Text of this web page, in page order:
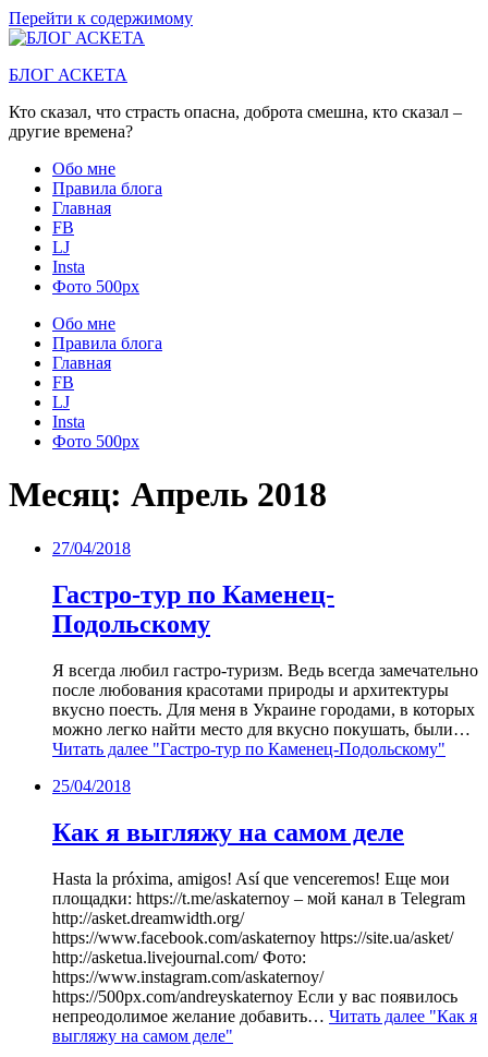
Перейти к содержимому
БЛОГ АСКЕТА
Кто сказал, что страсть опасна, доброта смешна, кто сказал –
другие времена?
Обо мне
Правила блога
Главная
FB
LJ
Insta
Фото 500px
Обо мне
Правила блога
Главная
FB
LJ
Insta
Фото 500px
Месяц: Апрель 2018
27/04/2018
Гастро-тур по Каменец-
Подольскому
Я всегда любил гастро-туризм. Ведь всегда замечательно
после любования красотами природы и архитектуры
вкусно поесть. Для меня в Украине городами, в которых
можно легко найти место для вкусно покушать, были…
Читать далее "Гастро-тур по Каменец-Подольскому"
25/04/2018
Как я выгляжу на самом деле
Hasta la próxima, amigos! Así que venceremos! Еще мои
площадки: https://t.me/askaternoy – мой канал в Telegram
http://asket.dreamwidth.org/
https://www.facebook.com/askaternoy https://site.ua/asket/
http://asketua.livejournal.com/ Фото:
https://www.instagram.com/askaternoy/
https://500px.com/andreyskaternoy Если у вас появилось
непреодолимое желание добавить… Читать далее "Как я
выгляжу на самом деле"